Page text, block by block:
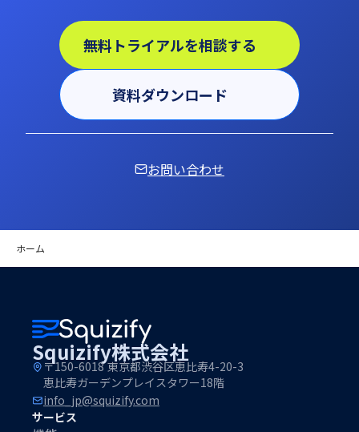
無料トライアルを相談する
資料ダウンロード
お問い合わせ
ホーム
Squizify株式会社
〒150-6018 東京都渋谷区恵比寿4-20-3
恵比寿ガーデンプレイスタワー18階
info_jp@squizify.com
サービス